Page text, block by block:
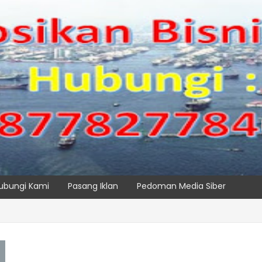
Kami Pasang Iklan Pedoman Media Siber